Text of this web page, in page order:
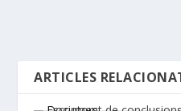
ARTICLES